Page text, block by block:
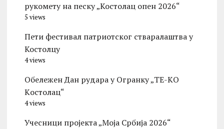
рукомету на песку „Костолац опен 2026“
5 views
Пети фестивал патриотског стваралаштва у
Костолцу
4 views
Обележен Дан рудара у Огранку „ТЕ-KО
Kостолац“
4 views
Учесници пројекта „Моја Србија 2026“